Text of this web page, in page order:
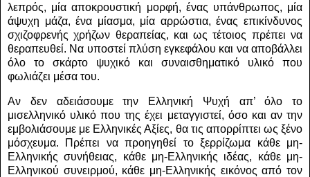
λεπρός, μία αποκρουστική μορφή, ένας υπάνθρωπος, μία
άψυχη μάζα, ένα μίασμα, μία αρρώστια, ένας επικίνδυνος
σχιζοφρενής χρήζων θεραπείας, και ως τέτοιος πρέπει να
θεραπευθεί. Να υποστεί πλύση εγκεφάλου και να αποβάλλει
όλο το σκάρτο ψυχικό και συναισθηματικό υλικό που
φωλιάζει μέσα του.
Αν δεν αδειάσουμε την Ελληνική Ψυχή απ’ όλο το
μισελληνικό υλικό που της έχει μεταγγιστεί, όσο και αν την
εμβολιάσουμε με Ελληνικές Αξίες, θα τις απορρίπτει ως ξένο
μόσχευμα. Πρέπει να προηγηθεί το ξερρίζωμα κάθε μη-
Ελληνικής συνήθειας, κάθε μη-Ελληνικής ιδέας, κάθε μη-
Ελληνικού συνειρμού, κάθε μη-Ελληνικής εικόνος από τον